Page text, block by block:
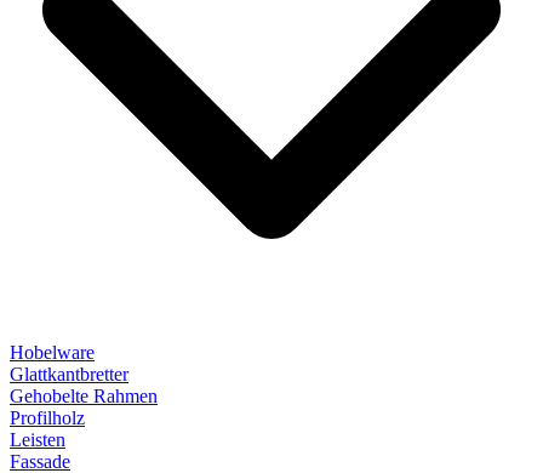
Hobelware
Glattkantbretter
Gehobelte Rahmen
Profilholz
Leisten
Fassade